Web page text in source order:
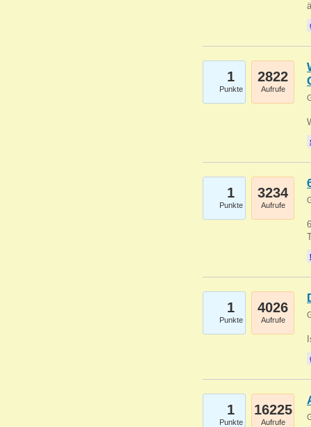
1
Punkte
2822
Aufrufe
1
Punkte
3234
Aufrufe
1
Punkte
4026
Aufrufe
1
Punkte
16225
Aufrufe